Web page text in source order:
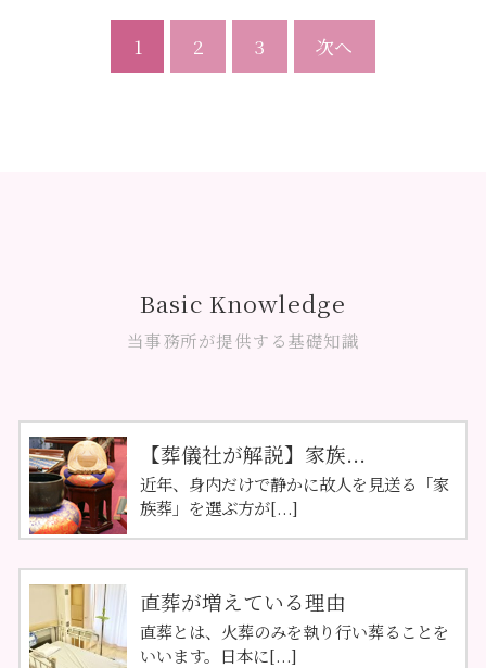
1 2 3 次へ
Basic Knowledge
当事務所が提供する基礎知識
【葬儀社が解説】家族...
近年、身内だけで静かに故人を見送る「家
族葬」を選ぶ方が[...]
直葬が増えている理由
直葬とは、火葬のみを執り行い葬ることを
いいます。日本に[...]